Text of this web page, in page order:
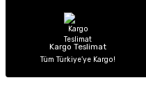
Kargo Teslimat
Tüm Türkiye’ye Kargo!